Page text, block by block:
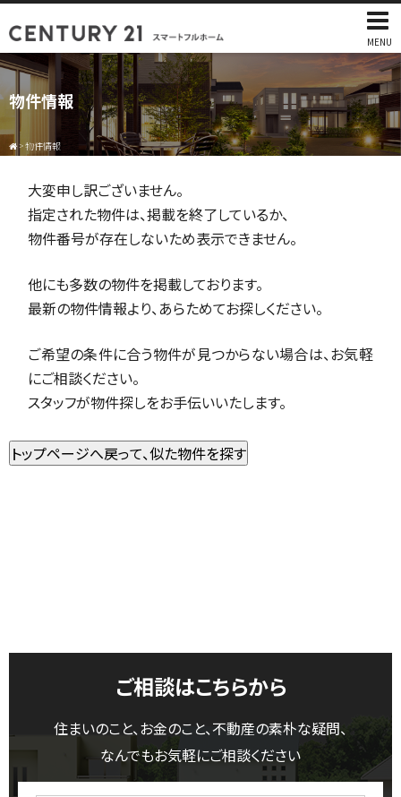
MENU
物件情報
>物件情報
大変申し訳ございません。
指定された物件は、掲載を終了しているか、
物件番号が存在しないため表示できません。
他にも多数の物件を掲載しております。
最新の物件情報より、あらためてお探しください。
ご希望の条件に合う物件が見つからない場合は、お気軽
にご相談ください。
スタッフが物件探しをお手伝いいたします。
ご相談はこちらから
住まいのこと、お金のこと、不動産の素朴な疑問、
なんでもお気軽にご相談ください